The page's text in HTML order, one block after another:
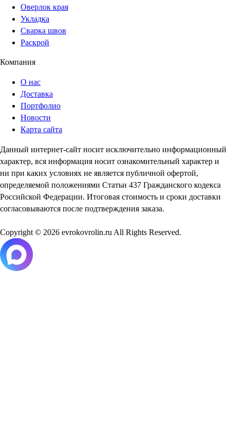
Оверлок края
Укладка
Сварка швов
Раскрой
Компания
О нас
Доставка
Портфолио
Новости
Карта сайта
Данный интернет-сайт носит исключительно информационный
характер, вся информация носит ознакомительный характер и
ни при каких условиях не является публичной офертой,
определяемой положениями Статьи 437 Гражданского кодекса
Российской Федерации. Итоговая стоимость и сроки доставки
согласовываются после подтверждения заказа.
Copyright © 2026 evrokovrolin.ru All Rights Reserved.